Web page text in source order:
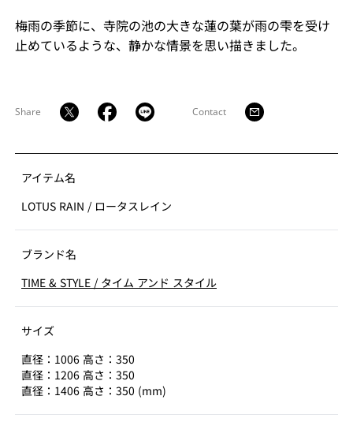
梅雨の季節に、寺院の池の大きな蓮の葉が雨の雫を受け
止めているような、静かな情景を思い描きました。
Share Contact
アイテム名
LOTUS RAIN / ロータスレイン
ブランド名
TIME & STYLE / タイム アンド スタイル
サイズ
直径：1006 高さ：350
直径：1206 高さ：350
直径：1406 高さ：350 (mm)